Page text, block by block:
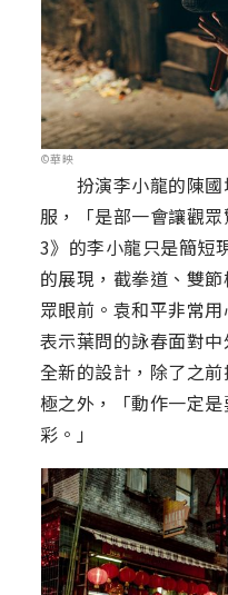
©華映
扮演李小龍的陳國
服，「是部一會讓觀
3》的李小龍只是簡短
的展現，截拳道、雙
眾眼前。袁和平非常
表示葉問的詠春面對
全新的設計，除了之
極之外，「動作一定
彩。」